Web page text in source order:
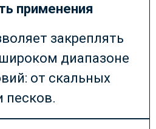
применения
закреплять
диапазоне
от скальных
песков.